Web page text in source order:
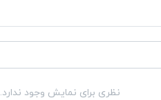
نظری برای نمایش وجود ندارد.